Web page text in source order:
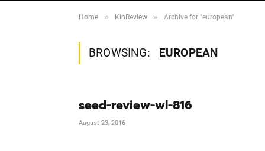
Home » KinReview » Archive for "european"
BROWSING: EUROPEAN
seed-review-wl-816
August 23, 2016